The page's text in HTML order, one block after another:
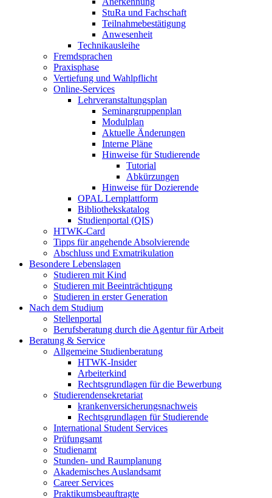
StuRa und Fachschaft
Teilnahmebestätigung
Anwesenheit
Technikausleihe
Fremdsprachen
Praxisphase
Vertiefung und Wahlpflicht
Online-Services
Lehrveranstaltungsplan
Seminargruppenplan
Modulplan
Aktuelle Änderungen
Interne Pläne
Hinweise für Studierende
Tutorial
Abkürzungen
Hinweise für Dozierende
OPAL Lernplattform
Bibliothekskatalog
Studienportal (QIS)
HTWK-Card
Tipps für angehende Absolvierende
Abschluss und Exmatrikulation
Besondere Lebenslagen
Studieren mit Kind
Studieren mit Beeinträchtigung
Studieren in erster Generation
Nach dem Studium
Stellenportal
Berufsberatung durch die Agentur für Arbeit
Beratung & Service
Allgemeine Studienberatung
HTWK-Insider
Arbeiterkind
Rechtsgrundlagen für die Bewerbung
Studierendensekretariat
krankenversicherungsnachweis
Rechtsgrundlagen für Studierende
International Student Services
Prüfungsamt
Studienamt
Stunden- und Raumplanung
Akademisches Auslandsamt
Career Services
Praktikumsbeauftragte